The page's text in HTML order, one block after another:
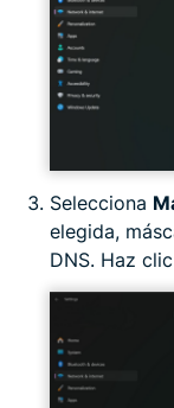
Selecciona
elegida,
DNS. Haz